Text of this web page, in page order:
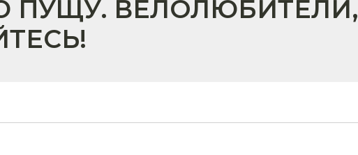
ПУЩУ. ВЕЛОЛЮБИТЕЛИ,